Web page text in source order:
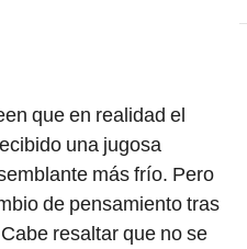
que en realidad el
una jugosa
más frío. Pero
de pensamiento tras
resaltar que no se